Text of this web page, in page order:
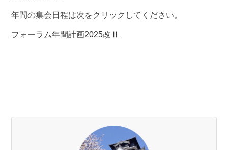
年間の集会日程は次をクリックしてください。
フォーラム年間計画2025改Ⅱ